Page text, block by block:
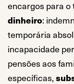
encargos para o
dinheiro:
temporária
incapacidade
pensões aos
específicas,